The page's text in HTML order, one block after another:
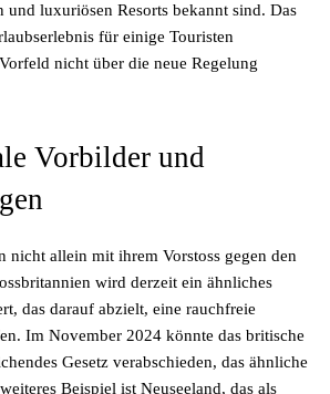
und luxuriösen Resorts bekannt sind. Das
für einige Touristen
nicht über die neue Regelung
Vorbilder und
nicht allein mit ihrem Vorstoss gegen den
wird derzeit ein ähnliches
das darauf abzielt, eine rauchfreie
Im November 2024 könnte das britische
Gesetz verabschieden, das ähnliche
Beispiel ist Neuseeland, das als